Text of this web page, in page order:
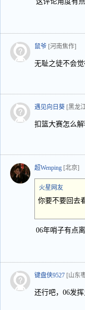
鼠爷 [河南焦作]
无耻之徒不会
遇见向日葵 [黑龙
扣篮大赛怎么
超Wenping [北京]
火星网友
你要不要回去
06年哨子有点
键盘侠9527 [山东
还行吧，06发